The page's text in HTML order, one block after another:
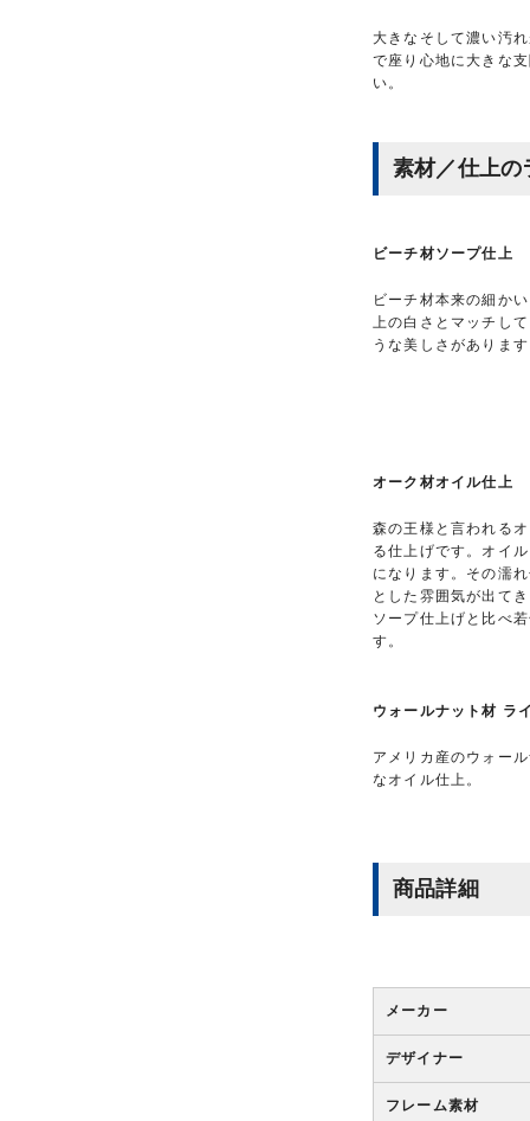
大きなそして濃い汚
で座り心地に大きな
い。
素材／仕上の
ビーチ材ソープ仕上
ビーチ材本来の細か
上の白さとマッチし
うな美しさがありま
オーク材オイル仕上
森の王様と言われる
る仕上げです。オイ
になります。その濡
とした雰囲気が出て
ソープ仕上げと比べ
す。
ウォールナット材 ラ
アメリカ産のウォー
なオイル仕上。
商品詳細
メーカー
デザイナー
フレーム素材